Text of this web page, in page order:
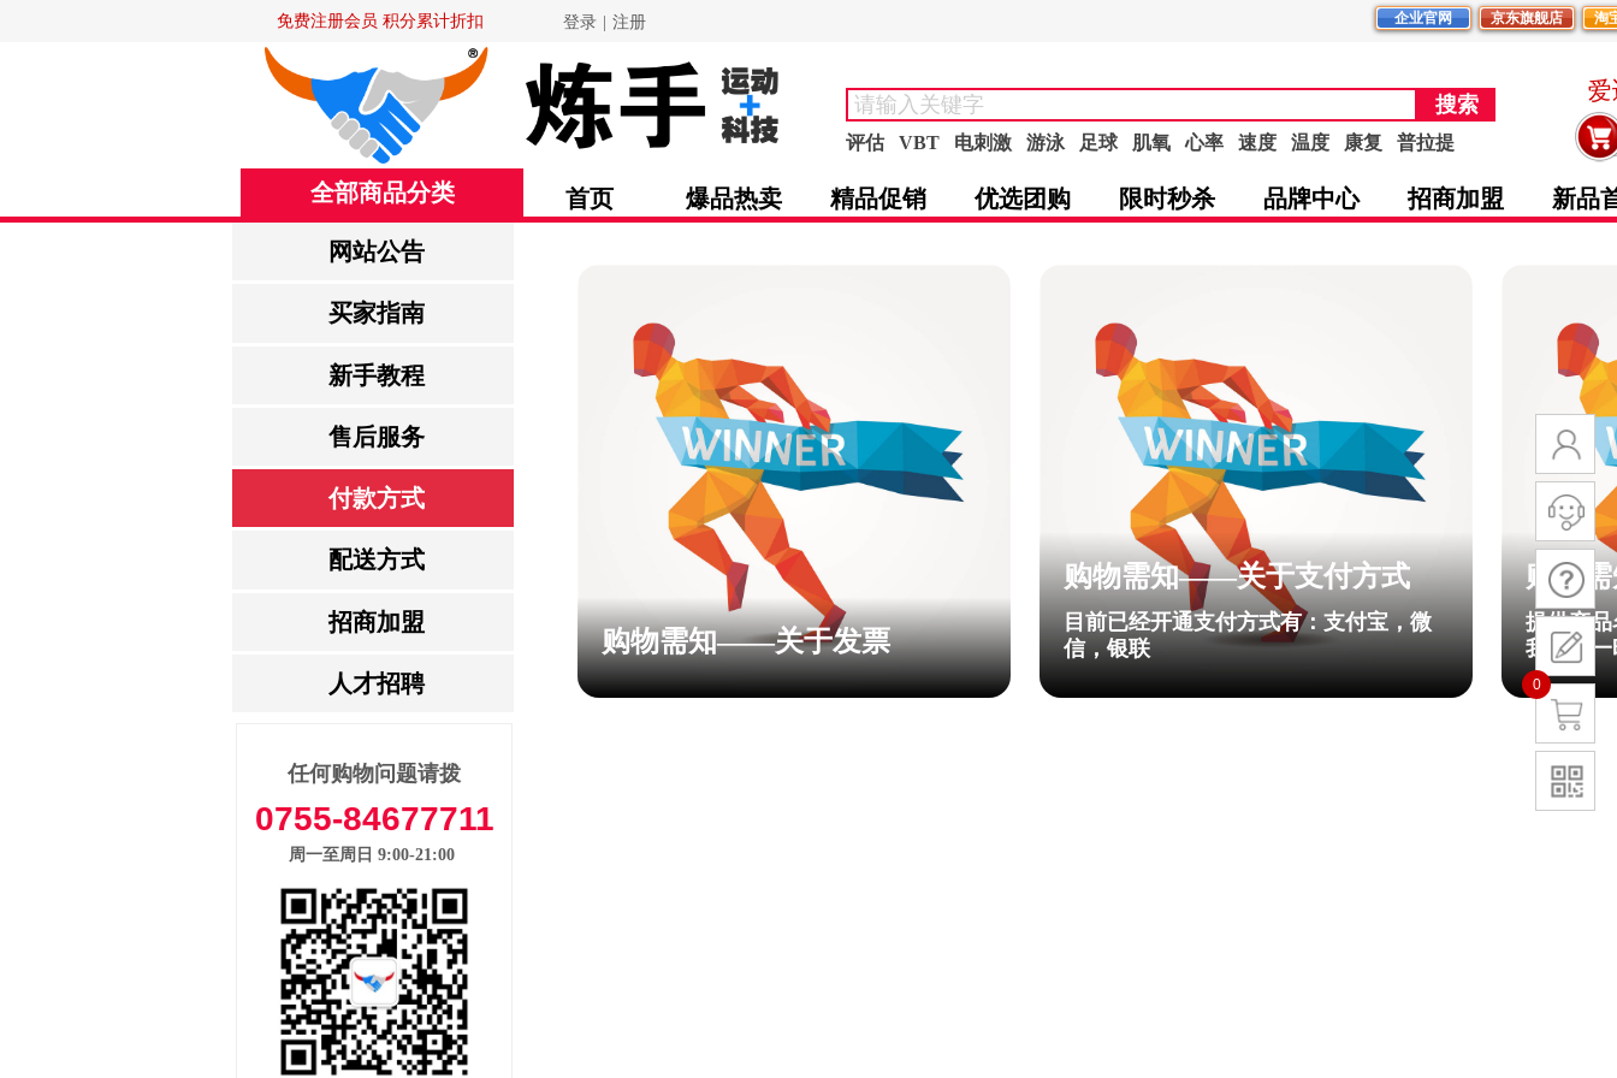
网站公告
买家指南
新手教程
售后服务
付款方式
配送方式
招商加盟
人才招聘
购物需知——关于发票
购物需知——关于支付方式
目前已经开通支付方式有：支付宝，微
信，银联
购物
程
提供产
我们第
0755-84677711
周一至周日 9:00-21:00
任何购物问题请拨
打
免费注册会员 积分累计折扣 登录 | 注册 企业官网 京东旗舰店 淘
全部商品分类 首页 爆品热卖 精品促销 优选团购 限时秒杀 品牌中心 招商加盟 新品
搜索
评估 VBT 电刺激 游泳 足球 肌氧 心率 速度 温度 康复 普拉提
0